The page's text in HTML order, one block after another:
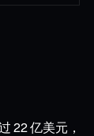
22 亿美元，